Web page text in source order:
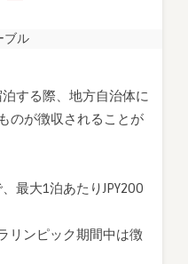
する際、地方自治体に
のが徴収されることが
最大1泊あたりJPY200
リンピック期間中は徴